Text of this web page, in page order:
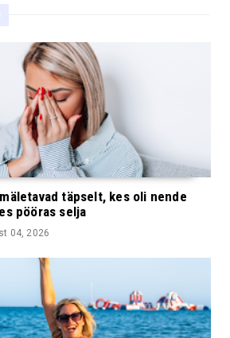
täpselt, kes oli nende
pööras selja
04, 2026